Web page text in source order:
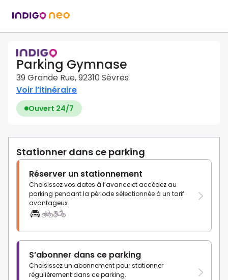
Parking Gymnase
39 Grande Rue, 92310 Sèvres
Voir l’itinéraire
Ouvert 24/7
Stationner dans ce parking
Réserver un stationnement
Choisissez vos dates à l’avance et accédez au
parking pendant la période sélectionnée à un tarif
avantageux.
S’abonner dans ce parking
Choisissez un abonnement pour stationner
régulièrement dans ce parking.